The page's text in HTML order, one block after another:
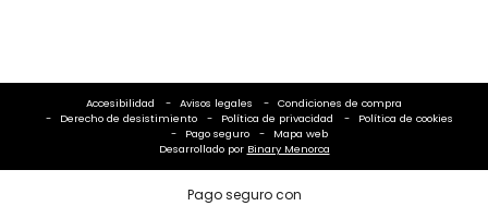
Accesibilidad Avisos legales
Condiciones de compra
Derecho de desistimiento
Política de privacidad
Política de cookies
Pago seguro
Mapa web
Desarrollado por Binary Menorca
Pago seguro con